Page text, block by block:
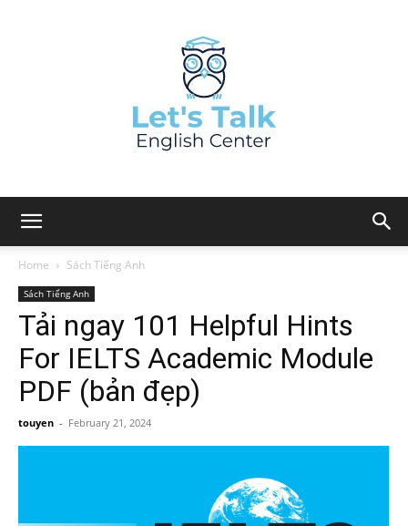
Home Sách Tiếng Anh
Sách Tiếng Anh
Tải ngay 101 Helpful Hints
For IELTS Academic Module
PDF (bản đẹp)
touyen - February 21, 2024